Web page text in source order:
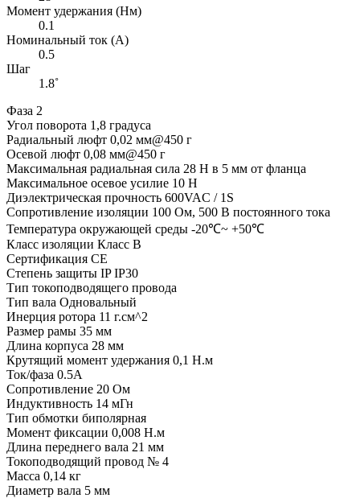
Момент удержания (Нм)
0.1
Номинальный ток (А)
0.5
Шаг
1.8˚
Фаза 2
Угол поворота 1,8 градуса
Радиальный люфт 0,02 мм@450 г
Осевой люфт 0,08 мм@450 г
Максимальная радиальная сила 28 Н в 5 мм от фланца
Максимальное осевое усилие 10 Н
Диэлектрическая прочность 600VAC / 1S
Сопротивление изоляции 100 Ом, 500 В постоянного тока
Температура окружающей среды -20℃~ +50℃
Класс изоляции Класс B
Сертификация CE
Степень защиты IP IP30
Тип токоподводящего провода
Тип вала Одновальный
Инерция ротора 11 г.см^2
Размер рамы 35 мм
Длина корпуса 28 мм
Крутящий момент удержания 0,1 Н.м
Ток/фаза 0.5A
Сопротивление 20 Ом
Индуктивность 14 мГн
Тип обмотки биполярная
Момент фиксации 0,008 Н.м
Длина переднего вала 21 мм
Токоподводящий провод № 4
Масса 0,14 кг
Диаметр вала 5 мм